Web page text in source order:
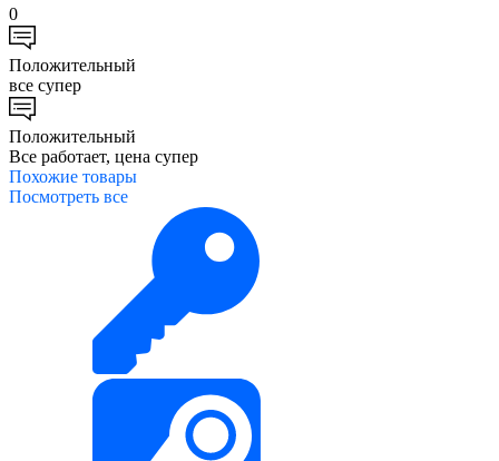
0
Положительный
все супер
Положительный
Все работает, цена супер
Похожие товары
Посмотреть все